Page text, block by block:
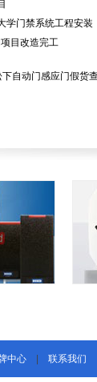
学门禁系统工程安装
目改造完工
自动门感应门假货
中心 联系我们